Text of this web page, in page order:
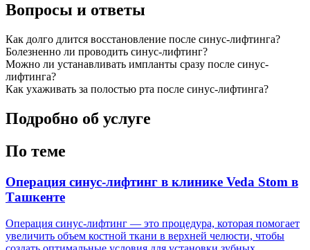
Вопросы и ответы
Как долго длится восстановление после синус-лифтинга?
Болезненно ли проводить синус-лифтинг?
Можно ли устанавливать импланты сразу после синус-
лифтинга?
Как ухаживать за полостью рта после синус-лифтинга?
Подробно об услуге
По теме
Операция синус-лифтинг в клинике Veda Stom в
Ташкенте
Операция синус-лифтинг — это процедура, которая помогает
увеличить объем костной ткани в верхней челюсти, чтобы